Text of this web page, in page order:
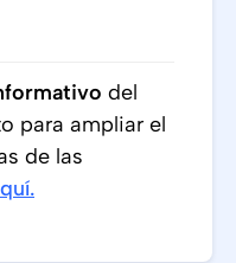
del
para ampliar el
de las